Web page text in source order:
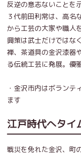
反逆の意志ないことを
３代前田利常は、高名
から工芸の大家や職人
興策は武士だけではな
禅、茶道具の金沢漆器
る伝統工芸に発展。優
・金沢市内はボランテ
ます
江戸時代へタイ
戦災を免れた金沢、町